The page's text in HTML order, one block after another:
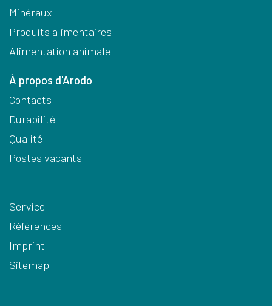
Minéraux
Produits alimentaires
Alimentation animale
À propos d'Arodo
Contacts
Durabilité
Qualité
Postes vacants
Service
Références
Imprint
Sitemap